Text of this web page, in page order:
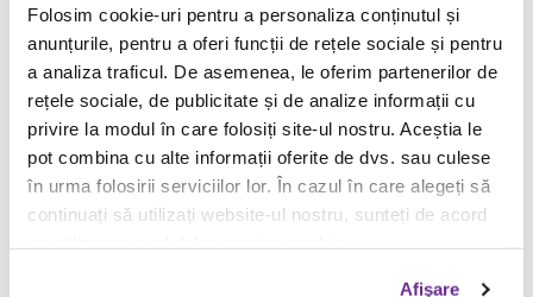
Folosim cookie-uri pentru a personaliza conținutul și
anunțurile, pentru a oferi funcții de rețele sociale și pentru
a analiza traficul. De asemenea, le oferim partenerilor de
rețele sociale, de publicitate și de analize informații cu
privire la modul în care folosiți site-ul nostru. Aceștia le
pot combina cu alte informații oferite de dvs. sau culese
în urma folosirii serviciilor lor. În cazul în care alegeți să
continuați să utilizați website-ul nostru, sunteți de acord
Afişare
NACHOS (PORŢIE
MEDIE)